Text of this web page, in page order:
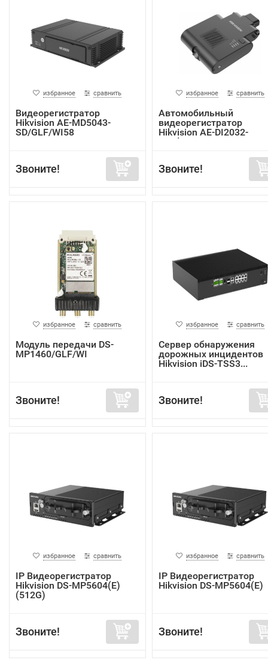
избранное сравнить
Видеорегистратор
Hikvision AE-MD5043-
SD/GLF/WI58
Звоните!
избранное сравнить
Автомобильный
видеорегистратор
Hikvision AE-DI2032-
G40(In...
Звоните!
избранное сравнить
Модуль передачи DS-
MP1460/GLF/WI
Звоните!
избранное сравнить
Сервер обнаружения
дорожных инцидентов
Hikvision iDS-TSS3...
Звоните!
избранное сравнить
IP Видеорегистратор
Hikvision DS-MP5604(E)
(512G)
Звоните!
избранное сравнить
IP Видеорегистратор
Hikvision DS-MP5604(E)
Звоните!